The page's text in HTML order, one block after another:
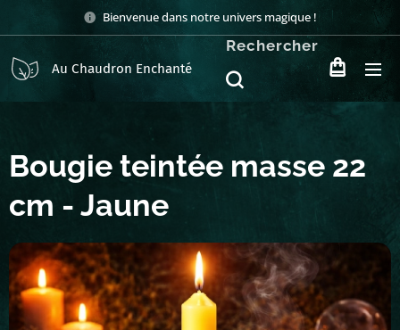
Bienvenue dans notre univers magique !
Au Chaudron Enchanté
Rechercher
Bougie teintée masse 22
cm - Jaune